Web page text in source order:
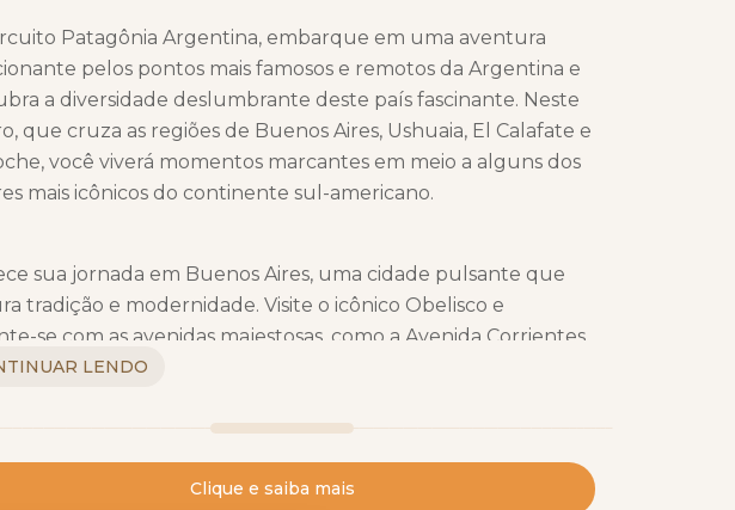
Patagônia Argentina, embarque em uma aventura
pelos pontos mais famosos e remotos da Argentina e
a diversidade deslumbrante deste país fascinante. Neste
que cruza as regiões de Buenos Aires, Ushuaia, El Calafate e
você viverá momentos marcantes em meio a alguns dos
mais icônicos do continente sul-americano.
sua jornada em Buenos Aires, uma cidade pulsante que
tradição e modernidade. Visite o icônico Obelisco e
se com as avenidas majestosas, como a Avenida Corrientes,
como a "Broadway portenha". Explore os bairros
por suas feiras de antiguidades. Além disso, desfrute dos
deslumbrantes, como o encantador Parque Tres de
LENDO
Clique e saiba mais